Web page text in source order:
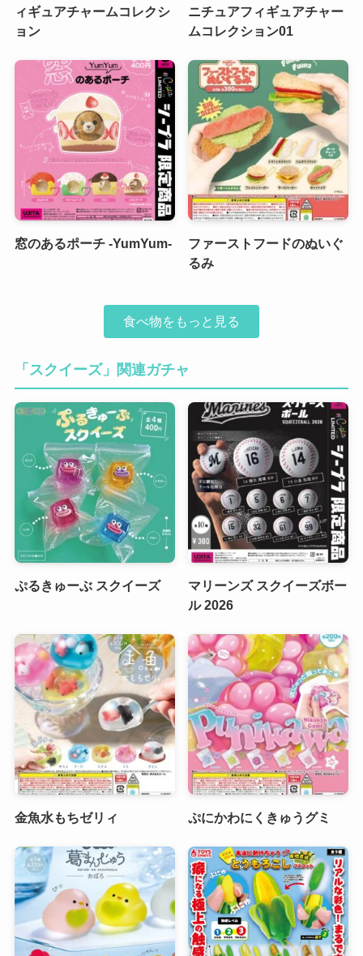
ィギュアチャームコレクシ
ョン
ニチュアフィギュアチャー
ムコレクション01
窓のあるポーチ -YumYum-
ファーストフードのぬいぐ
るみ
食べ物をもっと見る
「スクイーズ」関連ガチャ
ぷるきゅーぶ スクイーズ
マリーンズ スクイーズボー
ル 2026
金魚水もちゼリィ ぷにかわにくきゅうグミ